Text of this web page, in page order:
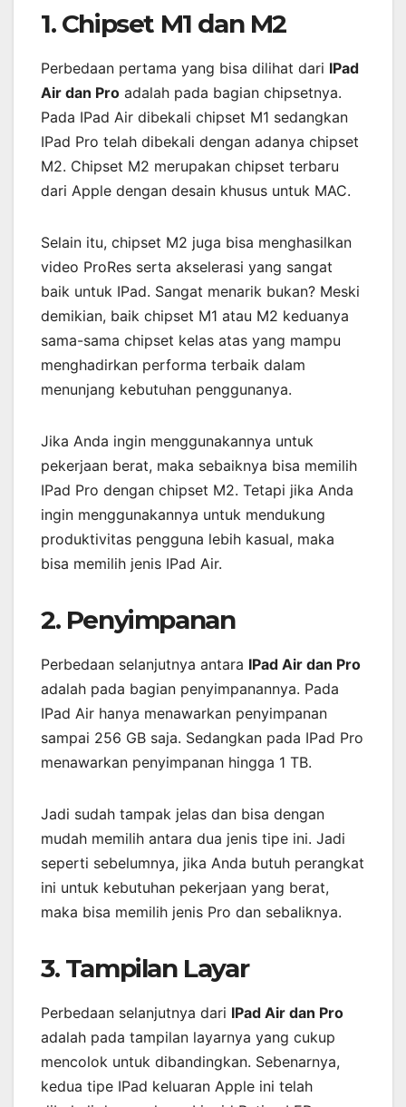
1. Chipset M1 dan M2
Perbedaan pertama yang bisa dilihat dari IPad
Air dan Pro adalah pada bagian chipsetnya.
Pada IPad Air dibekali chipset M1 sedangkan
IPad Pro telah dibekali dengan adanya chipset
M2. Chipset M2 merupakan chipset terbaru
dari Apple dengan desain khusus untuk MAC.
Selain itu, chipset M2 juga bisa menghasilkan
video ProRes serta akselerasi yang sangat
baik untuk IPad. Sangat menarik bukan? Meski
demikian, baik chipset M1 atau M2 keduanya
sama-sama chipset kelas atas yang mampu
menghadirkan performa terbaik dalam
menunjang kebutuhan penggunanya.
Jika Anda ingin menggunakannya untuk
pekerjaan berat, maka sebaiknya bisa memilih
IPad Pro dengan chipset M2. Tetapi jika Anda
ingin menggunakannya untuk mendukung
produktivitas pengguna lebih kasual, maka
bisa memilih jenis IPad Air.
2. Penyimpanan
Perbedaan selanjutnya antara IPad Air dan Pro
adalah pada bagian penyimpanannya. Pada
IPad Air hanya menawarkan penyimpanan
sampai 256 GB saja. Sedangkan pada IPad Pro
menawarkan penyimpanan hingga 1 TB.
Jadi sudah tampak jelas dan bisa dengan
mudah memilih antara dua jenis tipe ini. Jadi
seperti sebelumnya, jika Anda butuh perangkat
ini untuk kebutuhan pekerjaan yang berat,
maka bisa memilih jenis Pro dan sebaliknya.
3. Tampilan Layar
Perbedaan selanjutnya dari IPad Air dan Pro
adalah pada tampilan layarnya yang cukup
mencolok untuk dibandingkan. Sebenarnya,
kedua tipe IPad keluaran Apple ini telah